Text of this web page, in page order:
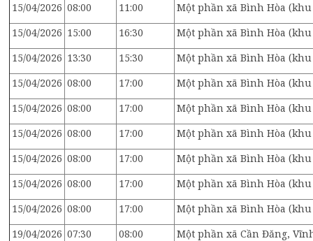
15/04/2026 08:00 11:00
Một phần xã Bình Hòa
15/04/2026 15:00 16:30
Một phần xã Bình Hòa
15/04/2026 13:30 15:30
Một phần xã Bình Hòa
15/04/2026 08:00 17:00
Một phần xã Bình Hòa (khu
15/04/2026 08:00 17:00
Một phần xã Bình Hòa
15/04/2026 08:00 17:00
Một phần xã Bình Hòa
15/04/2026 08:00 17:00
Một phần xã Bình Hòa
15/04/2026 08:00 17:00
Một phần xã Bình Hòa
15/04/2026 08:00 17:00
Một phần xã Bình Hòa
19/04/2026 07:30 08:00
Một phần xã Cần Đăng,